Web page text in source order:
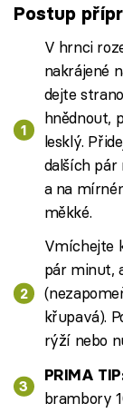
Postup
V hrnci
nakrájené
dejte
hnědnout,
lesklý.
dalších pár
a na
měkké.
Vmíchejte
pár minut,
křupavá).
rýží nebo
PRIMA
brambory